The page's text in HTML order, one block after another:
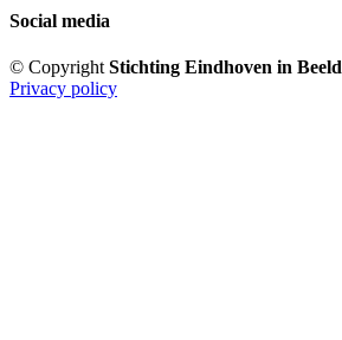
Social media
© Copyright Stichting Eindhoven in Beeld
Privacy policy